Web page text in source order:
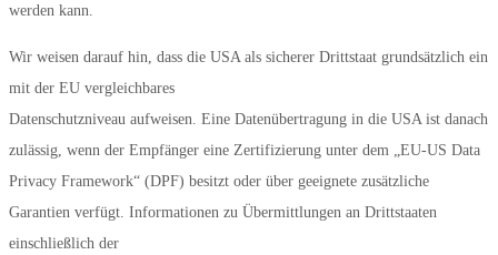
werden kann.
Wir weisen darauf hin, dass die USA als sicherer Drittstaat grundsätzlich ein
mit der EU vergleichbares
Datenschutzniveau aufweisen. Eine Datenübertragung in die USA ist danach
zulässig, wenn der Empfänger eine Zertifizierung unter dem „EU-US Data
Privacy Framework“ (DPF) besitzt oder über geeignete zusätzliche
Garantien verfügt. Informationen zu Übermittlungen an Drittstaaten
einschließlich der